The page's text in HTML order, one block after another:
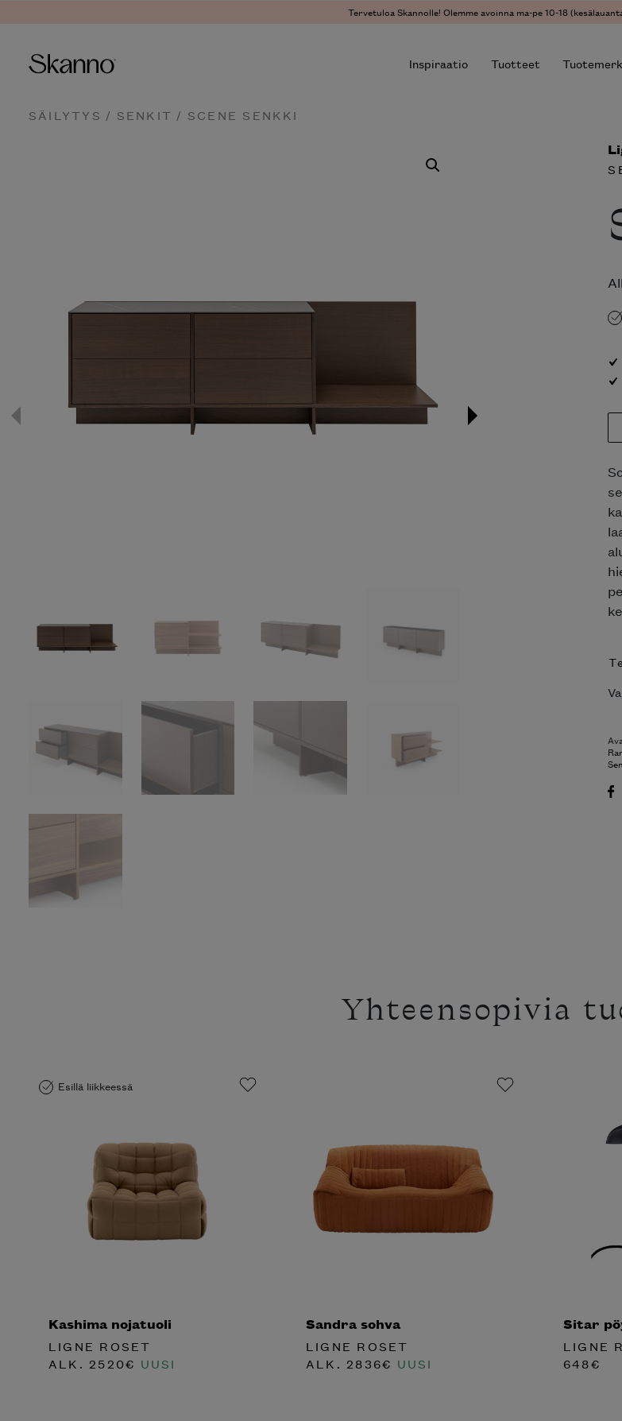
Tervetuloa Skannolle! Olemme avoinna ma-pe 10-18
Inspiraatio Tuotteet
Haku
SÄILYTYS / SENKIT / SCENE SENKKI
Yhteensopivia
Esillä liikkeessä
Kashima nojatuoli
LIGNE ROSET
ALK. 2520€ UUSI
Sandra sohva
LIGNE ROSET
ALK. 2836€ UUSI
Sitar
LIGNE
648€